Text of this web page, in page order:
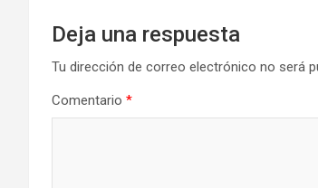
Deja una respuesta
Tu dirección de correo electrónico no será
Comentario *